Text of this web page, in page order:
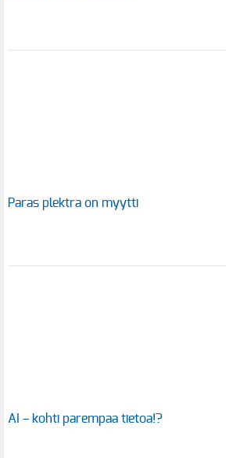
Paras plektra on myytti
AI – kohti parempaa tietoa!?